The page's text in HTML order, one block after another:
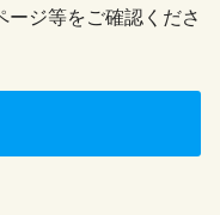
ジ等をご確認くださ